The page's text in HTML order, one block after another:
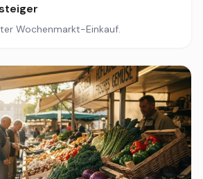
Wochenmarkt-Einkauf.